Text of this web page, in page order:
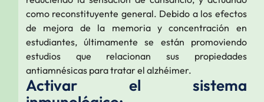
como reconstituyente general. Debido a los efectos
de mejora de la memoria y concentración en
estudiantes, últimamente se están promoviendo
estudios que relacionan sus propiedades
antiamnésicas para tratar el alzhéimer.
Activar el sistema